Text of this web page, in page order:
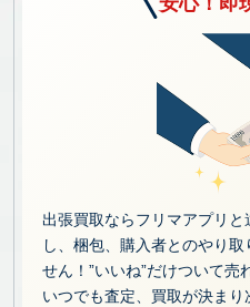
出張買取ならフリマアプリ
し、梱包、購入者とのやり
せん！”いいね”だけついて売
いつでも査定、買取が決ま